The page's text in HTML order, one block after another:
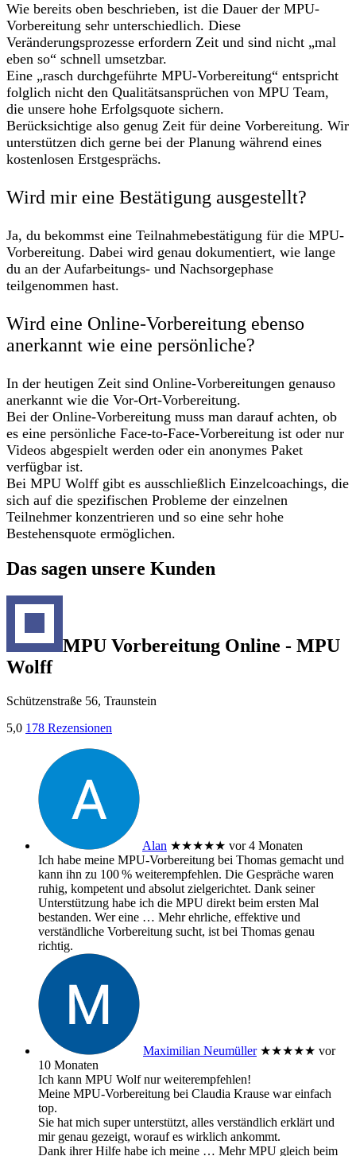
Wie bereits oben beschrieben, ist die Dauer der MPU-
Vorbereitung sehr unterschiedlich. Diese
Veränderungsprozesse erfordern Zeit und sind nicht „mal
eben so“ schnell umsetzbar.
Eine „rasch durchgeführte MPU-Vorbereitung“ entspricht
folglich nicht den Qualitätsansprüchen von MPU Team,
die unsere hohe Erfolgsquote sichern.
Berücksichtige also genug Zeit für deine Vorbereitung. Wir
unterstützen dich gerne bei der Planung während eines
kostenlosen Erstgesprächs.
Wird mir eine Bestätigung ausgestellt?
Ja, du bekommst eine Teilnahmebestätigung für die MPU-
Vorbereitung. Dabei wird genau dokumentiert, wie lange
du an der Aufarbeitungs- und Nachsorgephase
teilgenommen hast.
Wird eine Online-Vorbereitung ebenso
anerkannt wie eine persönliche?
In der heutigen Zeit sind Online-Vorbereitungen genauso
anerkannt wie die Vor-Ort-Vorbereitung.
Bei der Online-Vorbereitung muss man darauf achten, ob
es eine persönliche Face-to-Face-Vorbereitung ist oder nur
Videos abgespielt werden oder ein anonymes Paket
verfügbar ist.
Bei MPU Wolff gibt es ausschließlich Einzelcoachings, die
sich auf die spezifischen Probleme der einzelnen
Teilnehmer konzentrieren und so eine sehr hohe
Bestehensquote ermöglichen.
Das sagen unsere Kunden
MPU Vorbereitung Online - MPU
Wolff
Schützenstraße 56, Traunstein
5,0 178 Rezensionen
Alan ★★★★★ vor 4 Monaten
Ich habe meine MPU‑Vorbereitung bei Thomas gemacht und
kann ihn zu 100 % weiterempfehlen. Die Gespräche waren
ruhig, kompetent und absolut zielgerichtet. Dank seiner
Unterstützung habe ich die MPU direkt beim ersten Mal
bestanden. Wer eine … Mehrehrliche, effektive und
verständliche Vorbereitung sucht, ist bei Thomas genau
richtig.
Maximilian Neumüller ★★★★★ vor
10 Monaten
Ich kann MPU Wolf nur weiterempfehlen!
Meine MPU-Vorbereitung bei Claudia Krause war einfach
top.
Sie hat mich super unterstützt, alles verständlich erklärt und
mir genau gezeigt, worauf es wirklich ankommt.
Dank ihrer Hilfe habe ich meine … MehrMPU gleich beim